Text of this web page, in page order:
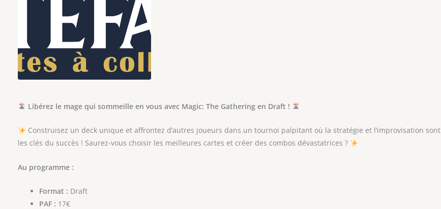
Libérez le mage qui sommeille en vous avec Magic: The Gathering en Draft !
Construisez un deck unique et affrontez d’autres joueurs dans un tournoi palpitant où la stratégie et l’improvisation sont
les clés du succès ! Saurez-vous choisir les meilleures cartes et créer des combos dévastatrices ?
Au programme :
Format : Draft
PAF : 17€